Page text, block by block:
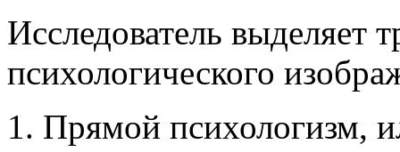
Исследователь выделяет
психологического
Прямой психологизм,